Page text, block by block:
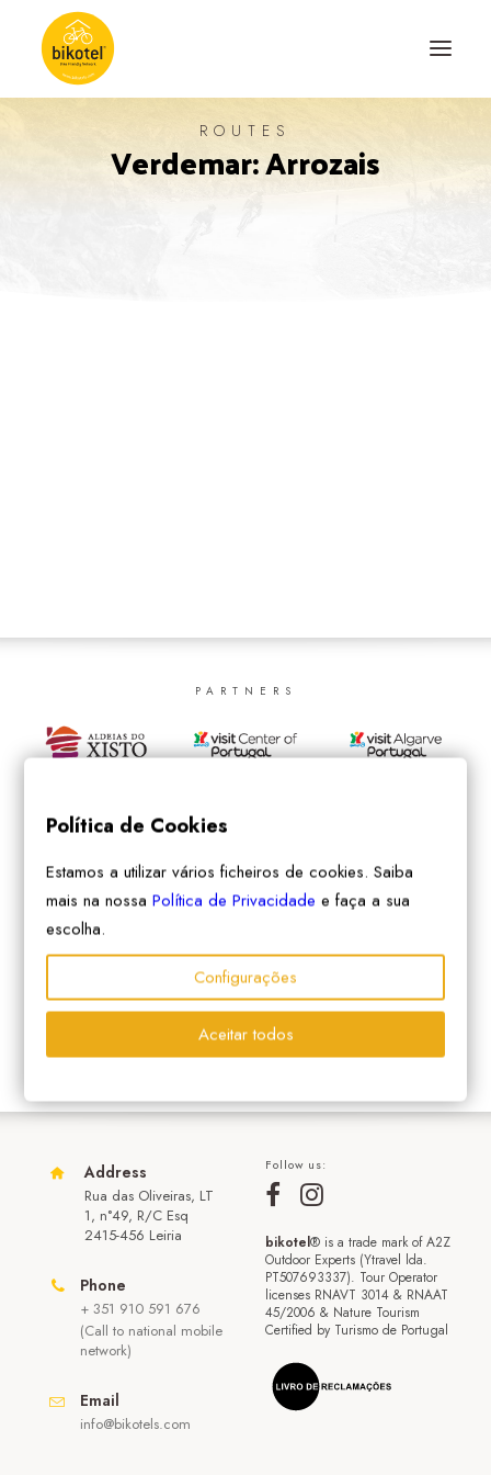
ABOUT US
ROUTES
Verdemar: Arrozais
PARTNERS
Address
Rua das Oliveiras, LT
1, n°49, R/C Esq
2415-456 Leiria
Phone
+ 351 910 591 676
(Call to national mobile
network)
Email
info@bikotels.com
Follow us:
bikotel® is a trade mark of A2Z
Outdoor Experts (Ytravel lda.
PT507693337). Tour Operator
licenses RNAVT 3014 & RNAAT
45/2006 & Nature Tourism
Certified by Turismo de Portugal
Política de Cookies
Estamos a utilizar vários ficheiros de cookies. Saiba
mais na nossaPolítica de Privacidade e faça a sua
escolha.
Configurações
Aceitar todos